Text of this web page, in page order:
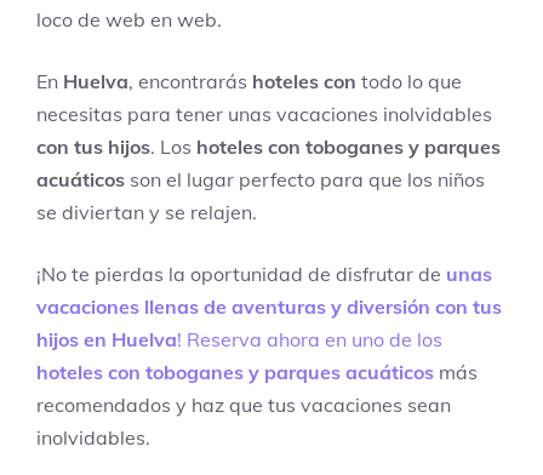
loco de web en web.
En Huelva, encontrarás hoteles con todo lo que
necesitas para tener unas vacaciones inolvidables
con tus hijos. Los hoteles con toboganes y parques
acuáticos son el lugar perfecto para que los niños
se diviertan y se relajen.
¡No te pierdas la oportunidad de disfrutar de unas
vacaciones llenas de aventuras y diversión con tus
hijos en Huelva! Reserva ahora en uno de los
hoteles con toboganes y parques acuáticos más
recomendados y haz que tus vacaciones sean
inolvidables.